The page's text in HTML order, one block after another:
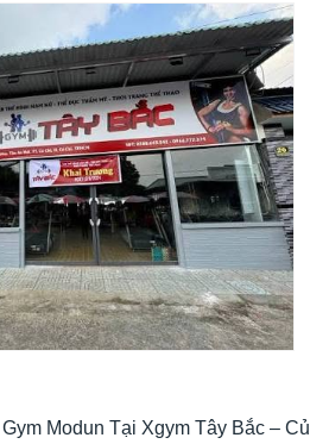
Modun Tại Xgym Tây Bắc – Củ